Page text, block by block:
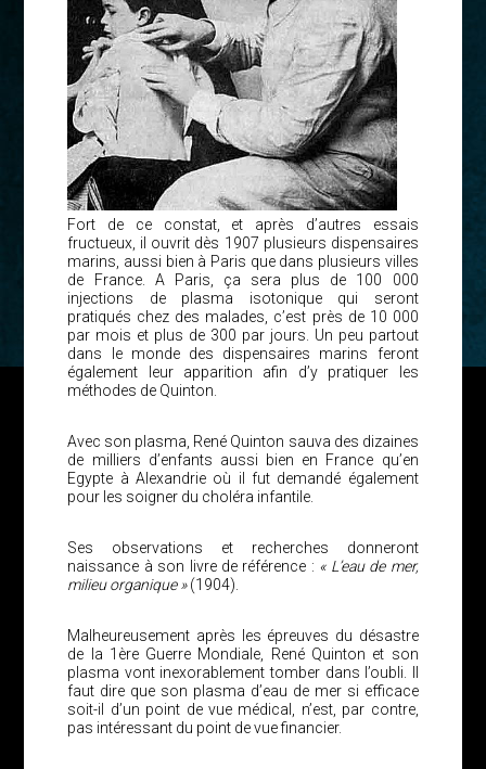
Fort de ce constat, et après d’autres essais
fructueux, il ouvrit dès 1907 plusieurs dispensaires
marins, aussi bien à Paris que dans plusieurs villes
de France. A Paris, ça sera plus de 100 000
injections de plasma isotonique qui seront
pratiqués chez des malades, c’est près de 10 000
par mois et plus de 300 par jours. Un peu partout
dans le monde des dispensaires marins feront
également leur apparition afin d’y pratiquer les
méthodes de Quinton.
Avec son plasma, René Quinton sauva des dizaines
de milliers d’enfants aussi bien en France qu’en
Egypte à Alexandrie où il fut demandé également
pour les soigner du choléra infantile.
Ses observations et recherches donneront
naissance à son livre de référence : « L’eau de mer,
milieu organique »(1904).
Malheureusement après les épreuves du désastre
de la 1ère Guerre Mondiale, René Quinton et son
plasma vont inexorablement tomber dans l’oubli. Il
faut dire que son plasma d’eau de mer si efficace
soit-il d’un point de vue médical, n’est, par contre,
pas intéressant du point de vue financier.